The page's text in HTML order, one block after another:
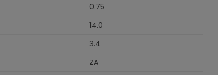
0.75
14.0
3.4
ZA